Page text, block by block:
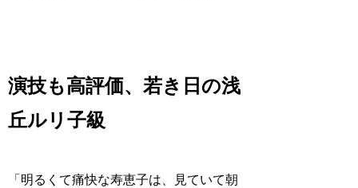
演技も高評価、若き日の浅
丘ルリ子級
「明るくて痛快な寿恵子は、見ていて朝